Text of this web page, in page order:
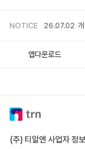
NOTICE 26.07.02
앱다운로드
(주) 티알엔 사업자 정보